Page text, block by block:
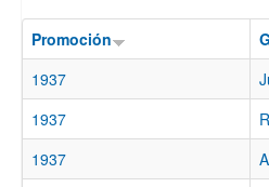
Promoción
1937
1937
1937